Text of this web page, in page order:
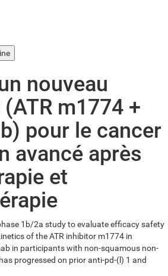
nouveau
m1774 +
pour le cancer
avancé après
et
1b/2a study to evaluate efficacy safety
of the ATR inhibitor m1774 in
in participants with non-squamous non-
progressed on prior anti-pd-(l) 1 and